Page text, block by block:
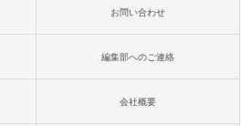
お問い合わせ
編集部へのご連絡
会社概要